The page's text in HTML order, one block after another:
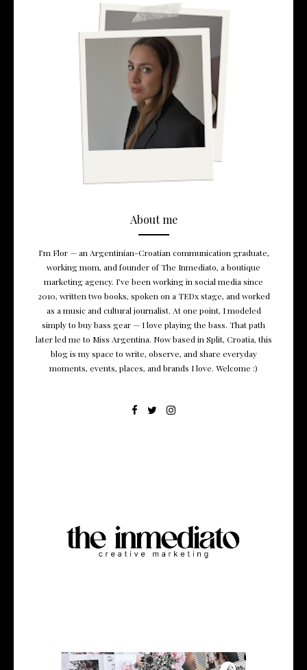
About me
I’m Flor — an Argentinian-Croatian communication graduate,
working mom, and founder of The Inmediato, a boutique
marketing agency. I’ve been working in social media since
2010, written two books, spoken on a TEDx stage, and worked
as a music and cultural journalist. At one point, I modeled
simply to buy bass gear — I love playing the bass. That path
later led me to Miss Argentina. Now based in Split, Croatia, this
blog is my space to write, observe, and share everyday
moments, events, places, and brands I love. Welcome :)